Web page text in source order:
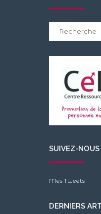
SUIVEZ-
Mes Tweets
DERNIERS